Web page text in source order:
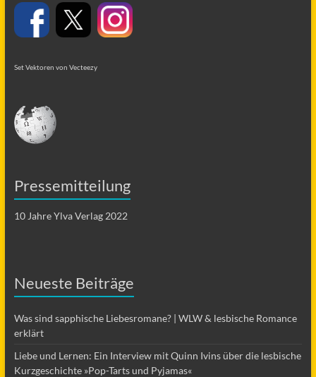
Set Vektoren von Vecteezy
Pressemitteilung
10 Jahre Ylva Verlag 2022
Neueste Beiträge
Was sind sapphische Liebesromane? | WLW & lesbische Romance
erklärt
Liebe und Lernen: Ein Interview mit Quinn Ivins über die lesbische
Kurzgeschichte »Pop-Tarts und Pyjamas«